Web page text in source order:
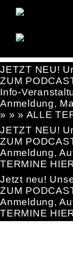
JETZT NEU!
ZUM
Info-
Anmeldung,
» » » ALLE
JETZT NEU!
ZUM
Anmeldung,
TERMINE
Jetzt neu!
ZUM
Anmeldung,
TERMINE